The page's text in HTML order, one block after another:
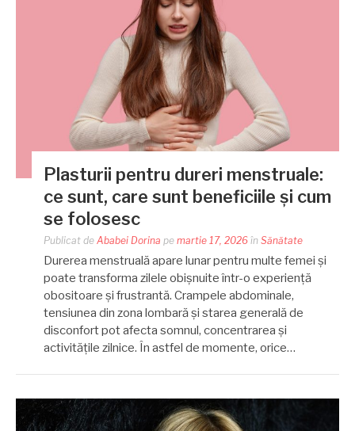
Plasturii pentru dureri menstruale:
ce sunt, care sunt beneficiile și cum
se folosesc
Publicat de Ababei Dorina pe martie 17, 2026 în Sănătate
Durerea menstruală apare lunar pentru multe femei și
poate transforma zilele obișnuite într-o experiență
obositoare și frustrantă. Crampele abdominale,
tensiunea din zona lombară și starea generală de
disconfort pot afecta somnul, concentrarea și
activitățile zilnice. În astfel de momente, orice…